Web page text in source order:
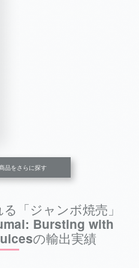
品をさらに探す
「ジャンボ焼売」
Bursting with
の輸出実績